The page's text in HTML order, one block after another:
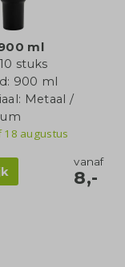
ml
stuks
900 ml
Metaal /
18 augustus
vanaf
8,-